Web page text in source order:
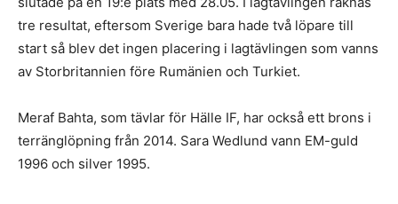
tre resultat, eftersom Sverige bara hade två löpare till
start så blev det ingen placering i lagtävlingen som vanns
av Storbritannien före Rumänien och Turkiet.
Meraf Bahta, som tävlar för Hälle IF, har också ett brons i
terränglöpning från 2014. Sara Wedlund vann EM-guld
1996 och silver 1995.